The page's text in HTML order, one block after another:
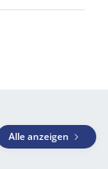
Alle anzeigen